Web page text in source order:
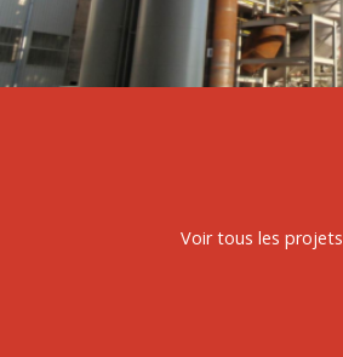
Voir tous les projets